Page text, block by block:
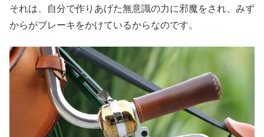
それは、自分で作りあげた無意識の力に邪魔をされ、みず
からがブレーキをかけているからなのです。